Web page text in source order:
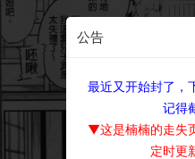
公告
最近又开始封了，
记得
▼这是楠楠的走失
定时更